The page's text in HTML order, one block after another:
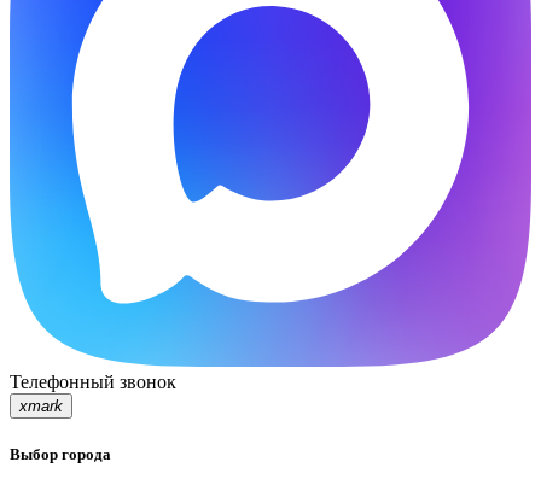
Телефонный звонок
xmark
Выбор города